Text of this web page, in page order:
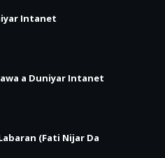
Intanet
a Duniyar Intanet
(Fati Nijar Da